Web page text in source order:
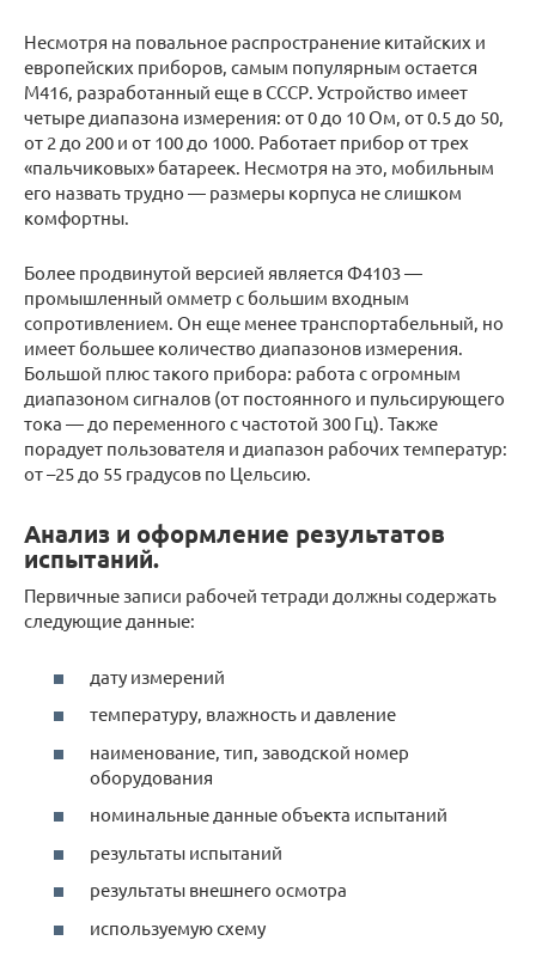
Несмотря на повальное распространение китайских и
европейских приборов, самым популярным остается
М416, разработанный еще в СССР. Устройство имеет
четыре диапазона измерения: от 0 до 10 Ом, от 0.5 до 50,
от 2 до 200 и от 100 до 1000. Работает прибор от трех
«пальчиковых» батареек. Несмотря на это, мобильным
его назвать трудно — размеры корпуса не слишком
комфортны.
Более продвинутой версией является Ф4103 —
промышленный омметр с большим входным
сопротивлением. Он еще менее транспортабельный, но
имеет большее количество диапазонов измерения.
Большой плюс такого прибора: работа с огромным
диапазоном сигналов (от постоянного и пульсирующего
тока — до переменного с частотой 300 Гц). Также
порадует пользователя и диапазон рабочих температур:
от –25 до 55 градусов по Цельсию.
Анализ и оформление результатов
испытаний.
Первичные записи рабочей тетради должны содержать
следующие данные:
дату измерений
температуру, влажность и давление
наименование, тип, заводской номер
оборудования
номинальные данные объекта испытаний
результаты испытаний
результаты внешнего осмотра
используемую схему